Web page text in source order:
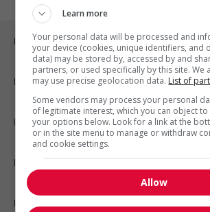
Emplois par ville
Emplois par secteur
Emplois par statut
Emplois par type
Nos suggestions
Learn more
Your personal data will be processed and
your device (cookies, unique identifiers, and
data) may be stored by, accessed by and
partners, or used specifically by this site. We
may use precise geolocation data. List of
Some vendors may process your personal
of legitimate interest, which you can object
your options below. Look for a link at the
or in the site menu to manage or withdraw
and cookie settings.
Allow